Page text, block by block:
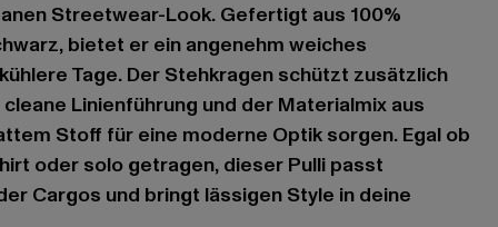
Streetwear-Look. Gefertigt aus 100%
bietet er ein angenehm weiches
Tage. Der Stehkragen schützt zusätzlich
Linienführung und der Materialmix aus
Stoff für eine moderne Optik sorgen. Egal ob
oder solo getragen, dieser Pulli passt
Cargos und bringt lässigen Style in deine